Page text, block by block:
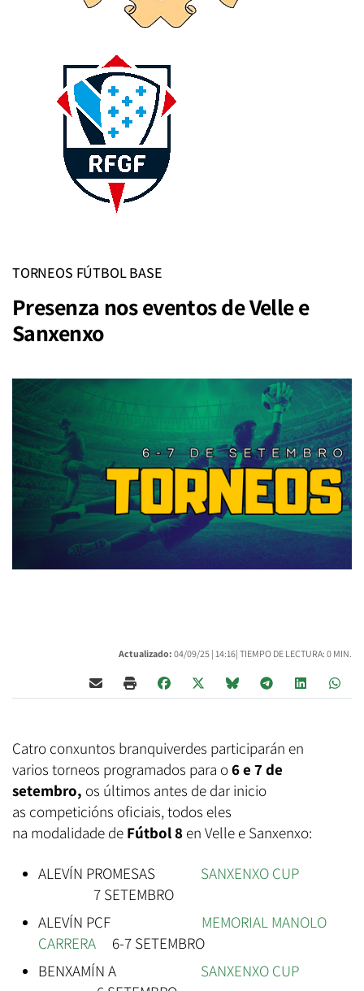
TORNEOS FÚTBOL BASE
Presenza nos eventos de Velle e
Sanxenxo
Actualizado: 04/09/25 | 14:16| TIEMPO DE LECTURA: 0 MIN.
Catro conxuntos branquiverdes participarán en
varios torneos programados para o6 e 7 de
setembro, os últimos antes de dar inicio
as competicións oficiais, todos eles
na modalidade de Fútbol 8 en Velle e Sanxenxo:
ALEVÍN PROMESAS SANXENXO CUP
7 SETEMBRO
ALEVÍN PCF MEMORIAL MANOLO
CARRERA 6-7 SETEMBRO
BENXAMÍN A SANXENXO CUP